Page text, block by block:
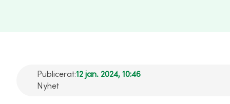
Publicerat:12 jan. 2024, 10:46
Nyhet